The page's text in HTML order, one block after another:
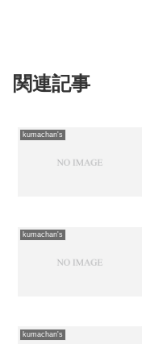
関連記事
kumachan's
kumachan's
kumachan's